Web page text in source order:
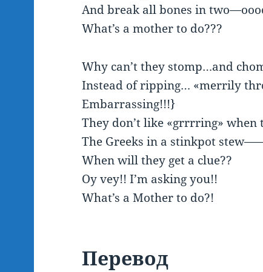
And break all bones in
What’s a mother to do???
Why can’t they stomp…and
Instead of ripping… «merrily
Embarrassing!!!}
They don’t like «grrrring» when
The Greeks in a stinkpot
When will they get a clue??
Oy vey!! I’m asking you!!
What’s a Mother to do?!
Перевод